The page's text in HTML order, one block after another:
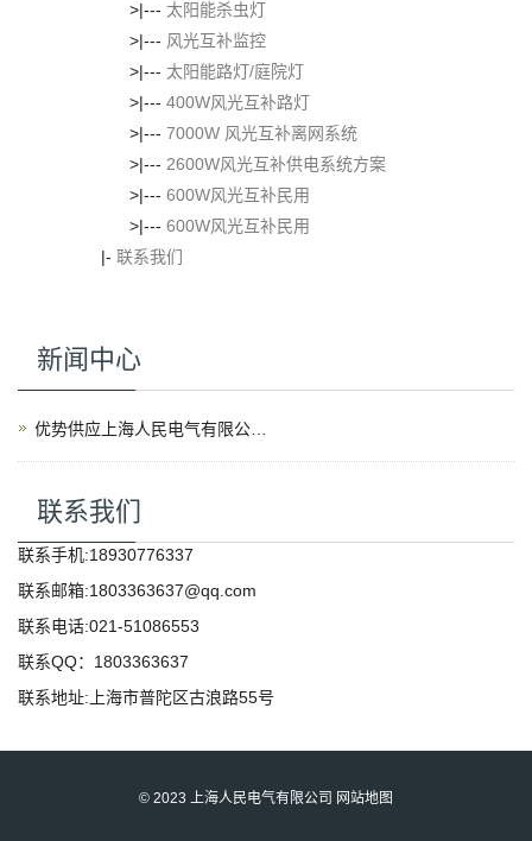
>|--- 太阳能杀虫灯
>|--- 风光互补监控
>|--- 太阳能路灯/庭院灯
>|--- 400W风光互补路灯
>|--- 7000W 风光互补离网系统
>|--- 2600W风光互补供电系统方案
>|--- 600W风光互补民用
>|--- 600W风光互补民用
|- 联系我们
新闻中心
优势供应上海人民电气有限公司产品
联系我们
联系手机:18930776337
联系邮箱:1803363637@qq.com
联系电话:021-51086553
联系QQ：1803363637
联系地址:上海市普陀区古浪路55号
©️ 2023 上海人民电气有限公司 网站地图